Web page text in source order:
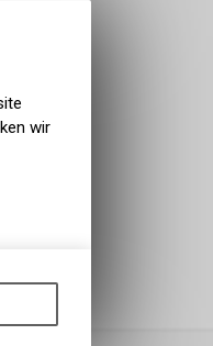
wir
die